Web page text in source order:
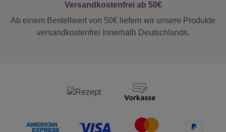
Versandkostenfrei ab 50€
Ab einem Bestellwert von 50€ liefern wir unsere Produkte
versandkostenfrei innerhalb Deutschlands.